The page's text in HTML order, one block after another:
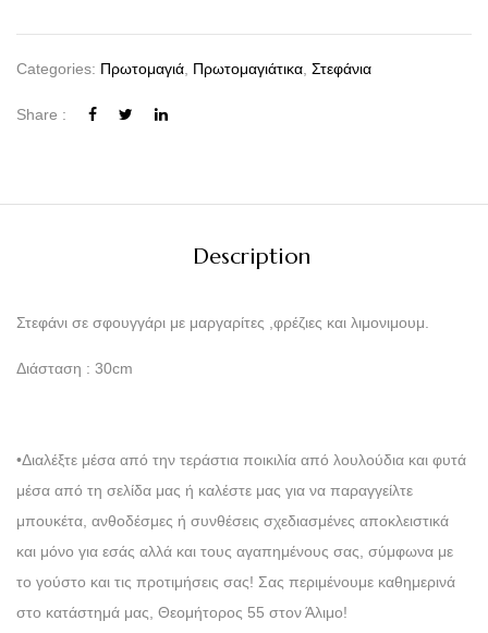
Categories: Πρωτομαγιά, Πρωτομαγιάτικα, Στεφάνια
Share :
Description
Στεφάνι σε σφουγγάρι με μαργαρίτες ,φρέζιες και λιμονιμουμ.
Διάσταση : 30cm
•Διαλέξτε μέσα από την τεράστια ποικιλία από λουλούδια και φυτά
μέσα από τη σελίδα μας ή καλέστε μας για να παραγγείλτε
μπουκέτα, ανθοδέσμες ή συνθέσεις σχεδιασμένες αποκλειστικά
και μόνο για εσάς αλλά και τους αγαπημένους σας, σύμφωνα με
το γούστο και τις προτιμήσεις σας! Σας περιμένουμε καθημερινά
στο κατάστημά μας, Θεομήτορος 55 στον Άλιμο!